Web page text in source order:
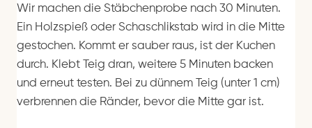
Wir machen die Stäbchenprobe nach 30 Minuten.
Ein Holzspieß oder Schaschlikstab wird in die Mitte
gestochen. Kommt er sauber raus, ist der Kuchen
durch. Klebt Teig dran, weitere 5 Minuten backen
und erneut testen. Bei zu dünnem Teig (unter 1 cm)
verbrennen die Ränder, bevor die Mitte gar ist.